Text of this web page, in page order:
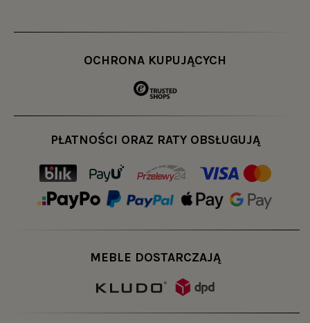
OCHRONA KUPUJĄCYCH
PŁATNOŚCI ORAZ RATY OBSŁUGUJĄ
MEBLE DOSTARCZAJĄ